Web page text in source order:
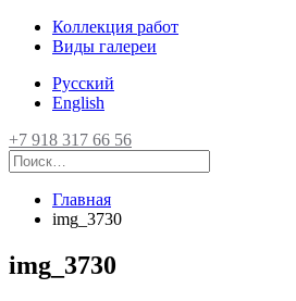
Коллекция работ
Виды галереи
Русский
English
+7 918 317 66 56
Главная
img_3730
img_3730